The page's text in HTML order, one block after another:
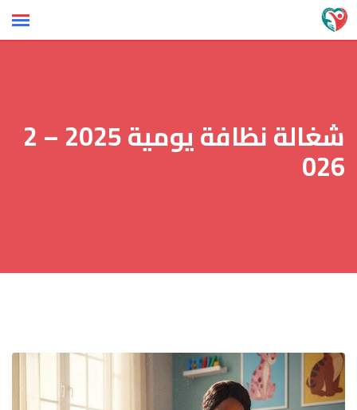
Skip
to
شغالة نظافة يومية 2025 – 2
026